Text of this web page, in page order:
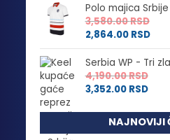
Polo majica Srbije
3,580.00RSD
2,864.00 RSD
Serbia WP - Tri
4,190.00RSD
3,352.00 RSD
NAJNOVIJI